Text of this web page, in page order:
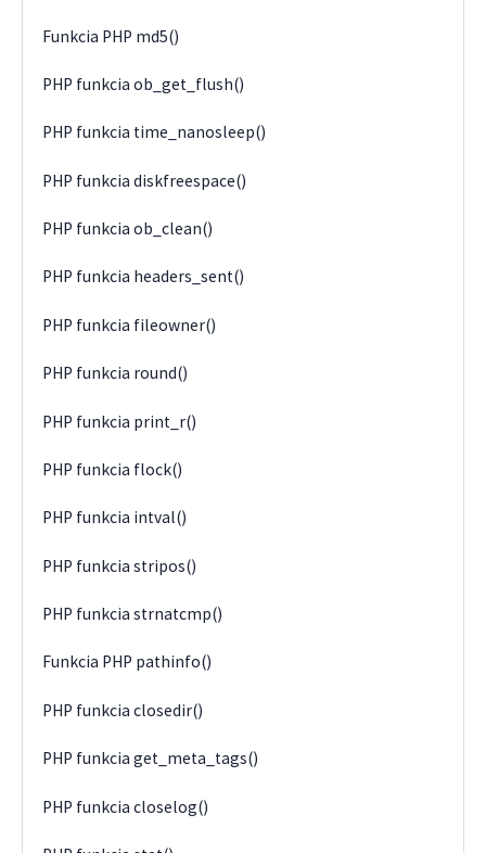
Funkcia PHP md5()
PHP funkcia ob_get_flush()
PHP funkcia time_nanosleep()
PHP funkcia diskfreespace()
PHP funkcia ob_clean()
PHP funkcia headers_sent()
PHP funkcia fileowner()
PHP funkcia round()
PHP funkcia print_r()
PHP funkcia flock()
PHP funkcia intval()
PHP funkcia stripos()
PHP funkcia strnatcmp()
Funkcia PHP pathinfo()
PHP funkcia closedir()
PHP funkcia get_meta_tags()
PHP funkcia closelog()